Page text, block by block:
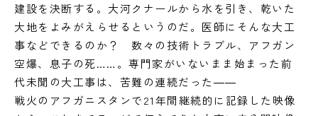
建設を決断する。大河クナールから水を引き、乾いた
大地をよみがえらせるというのだ。医師にそんな大工
事などできるのか？ 数々の技術トラブル、アフガン
空爆、息子の死……。専門家がいないまま始まった前
代未聞の大工事は、苦難の連続だった――
戦火のアフガニスタンで21年間継続的に記録した映像